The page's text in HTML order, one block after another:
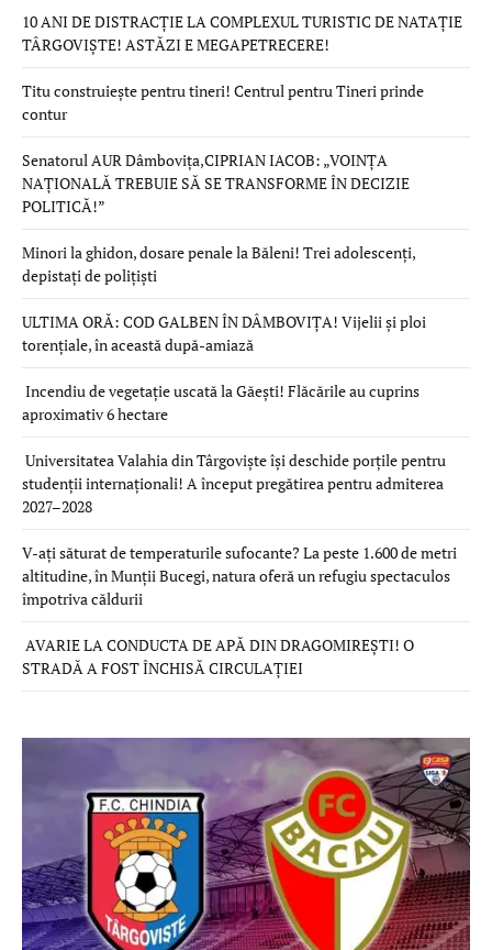
10 ANI DE DISTRACȚIE LA COMPLEXUL TURISTIC DE NATAȚIE
TÂRGOVIȘTE! ASTĂZI E MEGAPETRECERE!
Titu construiește pentru tineri! Centrul pentru Tineri prinde
contur
Senatorul AUR Dâmbovița,CIPRIAN IACOB: „VOINȚA
NAȚIONALĂ TREBUIE SĂ SE TRANSFORME ÎN DECIZIE
POLITICĂ!”
Minori la ghidon, dosare penale la Băleni! Trei adolescenți,
depistați de polițiști
ULTIMA ORĂ: COD GALBEN ÎN DÂMBOVIȚA! Vijelii și ploi
torențiale, în această după-amiază
Incendiu de vegetație uscată la Găești! Flăcările au cuprins
aproximativ 6 hectare
Universitatea Valahia din Târgoviște își deschide porțile pentru
studenții internaționali! A început pregătirea pentru admiterea
2027–2028
V-ați săturat de temperaturile sufocante? La peste 1.600 de metri
altitudine, în Munții Bucegi, natura oferă un refugiu spectaculos
împotriva căldurii
AVARIE LA CONDUCTA DE APĂ DIN DRAGOMIREȘTI! O
STRADĂ A FOST ÎNCHISĂ CIRCULAȚIEI